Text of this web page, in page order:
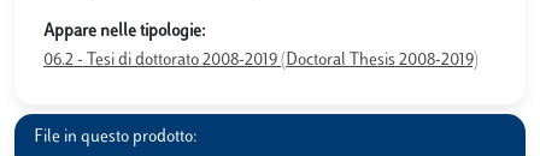
Appare nelle tipologie:
06.2 - Tesi di dottorato 2008-2019 (Doctoral Thesis 2008-2019)
File in questo prodotto: